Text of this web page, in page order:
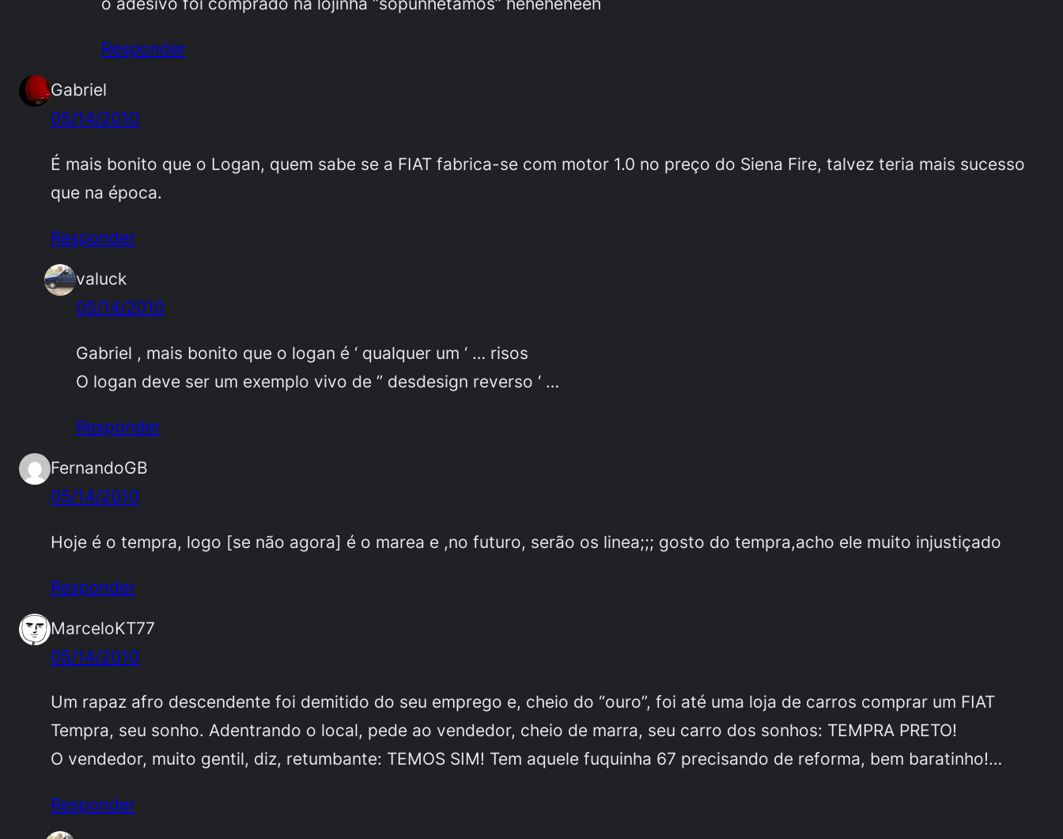
Responder
Gabriel
05/14/2010
É mais bonito que o Logan, quem sabe se a FIAT fabrica-se com motor 1.0 no preço do Siena Fire, talvez teria mais sucesso
que na época.
Responder
valuck
05/14/2010
Gabriel , mais bonito que o logan é ‘ qualquer um ‘ … risos
O logan deve ser um exemplo vivo de ” desdesign reverso ‘ …
Responder
FernandoGB
05/14/2010
Hoje é o tempra, logo [se não agora] é o marea e ,no futuro, serão os linea;;; gosto do tempra,acho ele muito injustiçado
Responder
MarceloKT77
05/14/2010
Um rapaz afro descendente foi demitido do seu emprego e, cheio do “ouro”, foi até uma loja de carros comprar um FIAT
Tempra, seu sonho. Adentrando o local, pede ao vendedor, cheio de marra, seu carro dos sonhos: TEMPRA PRETO!
O vendedor, muito gentil, diz, retumbante: TEMOS SIM! Tem aquele fuquinha 67 precisando de reforma, bem baratinho!…
Responder